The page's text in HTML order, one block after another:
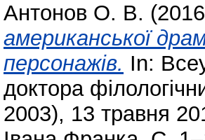
Антонов О. В.
американської
персонажів. In:
доктора
2003), 13 травня